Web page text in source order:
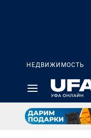
НЕДВИЖИМОСТЬ